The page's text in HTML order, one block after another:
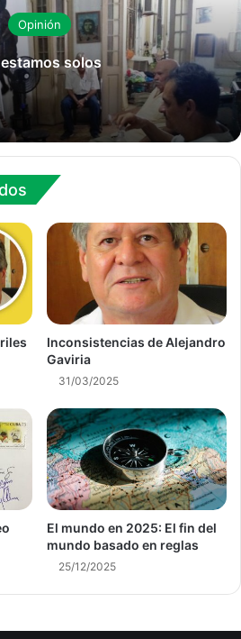
Opinión
solos
Inconsistencias de Alejandro
Gaviria
31/03/2025
El mundo en 2025: El fin del
mundo basado en reglas
25/12/2025